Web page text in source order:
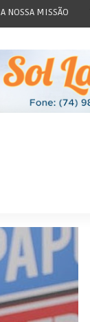
A NOSSA MISSÃO